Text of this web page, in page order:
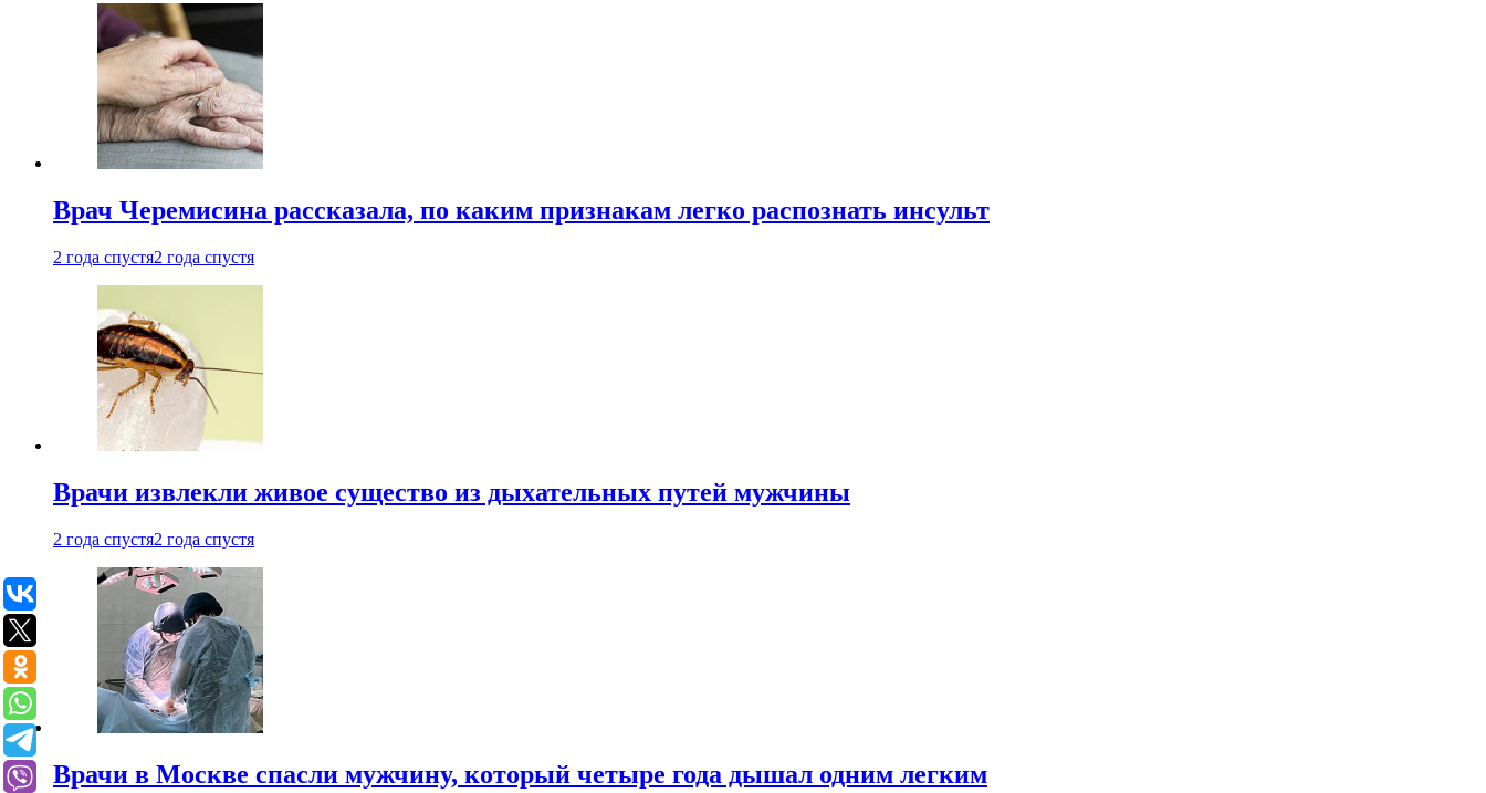
Врач Черемисина рассказала, по каким признакам легко распознать инсульт
2 года спустя2 года спустя
Врачи извлекли живое существо из дыхательных путей мужчины
2 года спустя2 года спустя
Врачи в Москве спасли мужчину, который четыре года дышал одним легким